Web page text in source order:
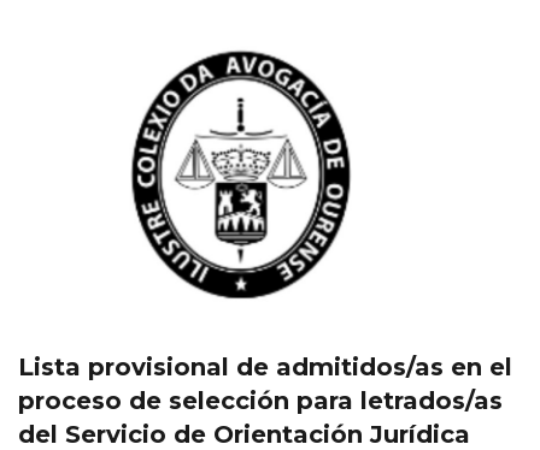
Lista provisional de admitidos/as en el
proceso de selección para letrados/as
del Servicio de Orientación Jurídica